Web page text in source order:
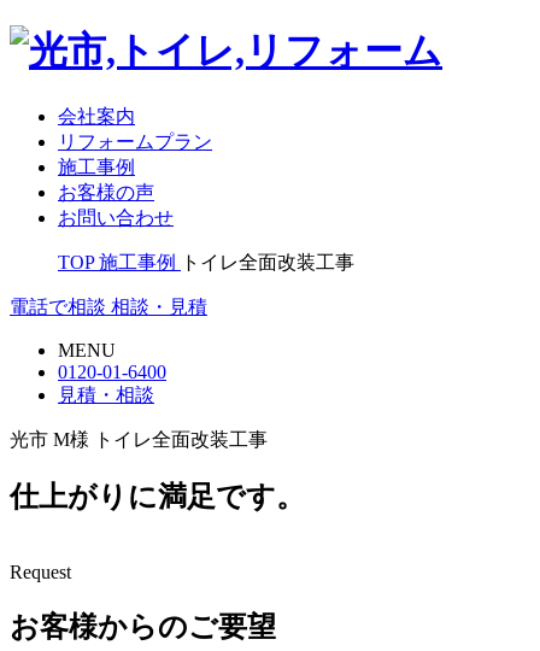
会社案内
リフォームプラン
施工事例
お客様の声
お問い合わせ
TOP 施工事例 トイレ全面改装工事
電話で相談 相談・見積
MENU
0120-01-6400
見積・相談
光市 M様 トイレ全面改装工事
仕上がりに満足です。
Request
お客様からのご要望